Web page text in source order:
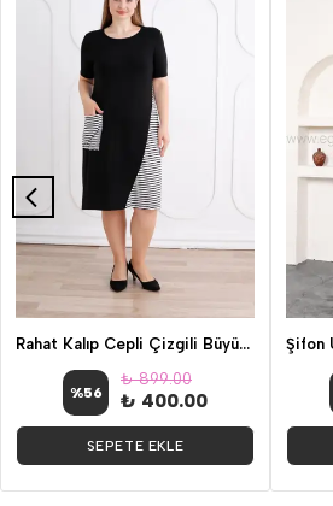
Rahat Kalıp Cepli Çizgili Büyük Beden Günlük Elbise
%56
₺ 899.00
₺ 400.00
SEPETE EKLE